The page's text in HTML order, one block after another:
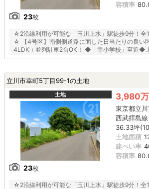
23枚
容積率
☆2沿線利用が可能な「玉川上水」駅徒歩9分！全
☆ 【4号区】南側側道路に面した日当たりの良い
4LDK＋並列駐車2台OK！ ◆「幸小学校」至近◆
談可能◆都市ガス◆
立川市幸町5丁目99-1の土地
土地
23枚
3,980万
東京都立
西武拝島
36.33坪
土地面積
建ぺい率
容積率
☆2沿線利用が可能な「玉川上水」駅徒歩9分！全